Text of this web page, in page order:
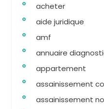
acheter
aide juridique
amf
annuaire
appartement
assainissement
assainissement